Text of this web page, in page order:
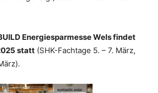
Energiesparmesse Wels findet
statt (SHK-Fachtage 5. – 7. März,